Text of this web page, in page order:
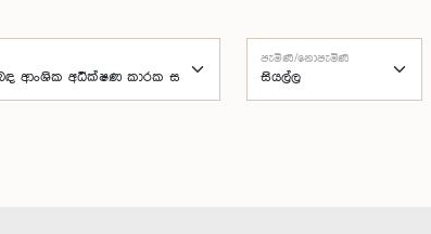
පැමිණි/නොපැමිණි